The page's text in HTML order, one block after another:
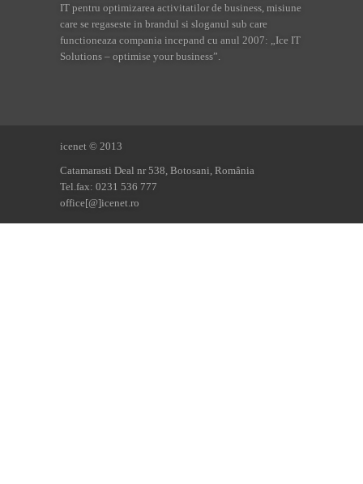
IT pentru optimizarea activitatilor de business, misiune
care se regaseste in brandul si sloganul sub care
functioneaza compania incepand cu anul 2007: „Ice IT
Solutions – optimise your business”.
icenet © 2013
Catamarasti Deal nr 538, Botosani, România
Tel.fax: 0231 536 777
office[@]icenet.ro